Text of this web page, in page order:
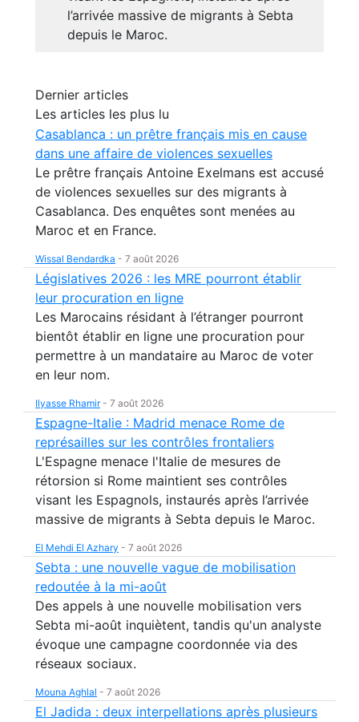
l’arrivée massive de migrants à Sebta
depuis le Maroc.
Dernier articles
Les articles les plus lu
Casablanca : un prêtre français mis en cause
dans une affaire de violences sexuelles
Le prêtre français Antoine Exelmans est accusé
de violences sexuelles sur des migrants à
Casablanca. Des enquêtes sont menées au
Maroc et en France.
Wissal Bendardka - 7 août 2026
Législatives 2026 : les MRE pourront établir
leur procuration en ligne
Les Marocains résidant à l’étranger pourront
bientôt établir en ligne une procuration pour
permettre à un mandataire au Maroc de voter
en leur nom.
Ilyasse Rhamir- 7 août 2026
Espagne-Italie : Madrid menace Rome de
représailles sur les contrôles frontaliers
L'Espagne menace l'Italie de mesures de
rétorsion si Rome maintient ses contrôles
visant les Espagnols, instaurés après l’arrivée
massive de migrants à Sebta depuis le Maroc.
El Mehdi El Azhary - 7 août 2026
Sebta : une nouvelle vague de mobilisation
redoutée à la mi-août
Des appels à une nouvelle mobilisation vers
Sebta mi-août inquiètent, tandis qu'un analyste
évoque une campagne coordonnée via des
réseaux sociaux.
Mouna Aghlal - 7 août 2026
El Jadida : deux interpellations après plusieurs